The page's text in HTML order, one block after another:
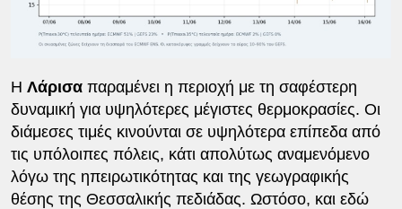
Η Λάρισαπαραμένει η περιοχή με τη σαφέστερη
δυναμική για υψηλότερες μέγιστες θερμοκρασίες. Οι
διάμεσες τιμές κινούνται σε υψηλότερα επίπεδα από
τις υπόλοιπες πόλεις, κάτι απολύτως αναμενόμενο
λόγω της ηπειρωτικότητας και της γεωγραφικής
θέσης της Θεσσαλικής πεδιάδας. Ωστόσο, και εδώ